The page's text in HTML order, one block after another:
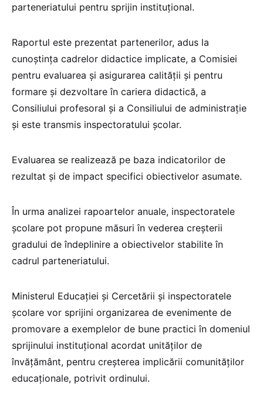
parteneriatului pentru sprijin instituțional.
Raportul este prezentat partenerilor, adus la
cunoștința cadrelor didactice implicate, a Comisiei
pentru evaluarea și asigurarea calității și pentru
formare și dezvoltare în cariera didactică, a
Consiliului profesoral și a Consiliului de administrație
și este transmis inspectoratului școlar.
Evaluarea se realizează pe baza indicatorilor de
rezultat și de impact specifici obiectivelor asumate.
În urma analizei rapoartelor anuale, inspectoratele
școlare pot propune măsuri în vederea creșterii
gradului de îndeplinire a obiectivelor stabilite în
cadrul parteneriatului.
Ministerul Educației și Cercetării și inspectoratele
școlare vor sprijini organizarea de evenimente de
promovare a exemplelor de bune practici în domeniul
sprijinului instituțional acordat unităților de
învățământ, pentru creșterea implicării comunităților
educaționale, potrivit ordinului.